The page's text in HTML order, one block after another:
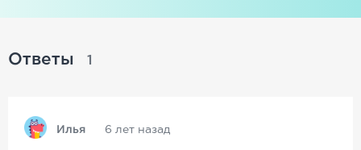
Ответы 1
Илья 6 лет назад